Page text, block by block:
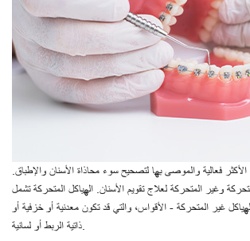
الأكثر فعالية والموصى بها لتصحيح سوء محاذاة الأسنان والإطباق.
وغير المتحركة لعلاج تقويم الأسنان. الهياكل المتحركة تشمل
غير المتحركة - الأقواس، والتي قد تكون معدنية أو خزفية أو
ذاتية الربط أو لسانية.